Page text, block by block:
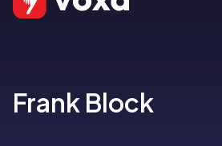
Frank Block